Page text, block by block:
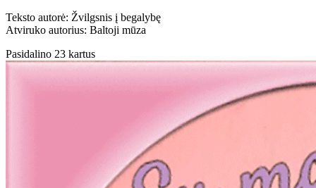
Teksto autorė: Žvilgsnis į begalybę
Atviruko autorius: Baltoji mūza
Pasidalino 23 kartus